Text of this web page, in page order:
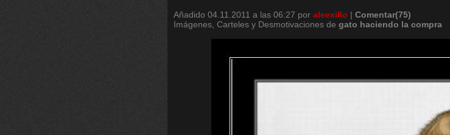
Añadido 04.11.2011 a las 06:27 por aleexillo | Comentar(75)
Imágenes, Carteles y Desmotivaciones de gato haciendo la compra